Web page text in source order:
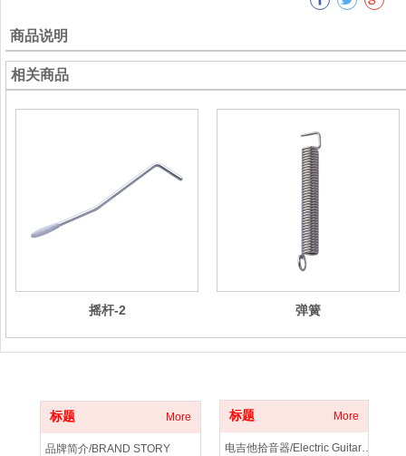
商品说明
相关商品
摇杆-2 弹簧
标题 More
品牌简介/BRAND STORY
标题 More
电吉他拾音器/Electric Guitar Pickup